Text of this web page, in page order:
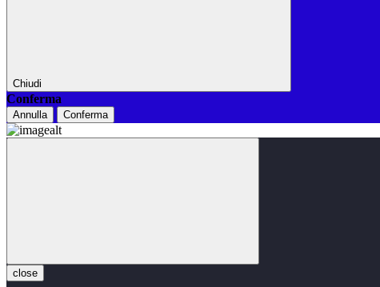
Chiudi
Conferma
Annulla Conferma
close